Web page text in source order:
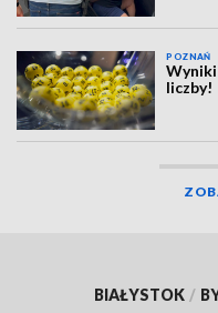
POZNAŃ
Wyniki
liczby!
BIAŁYSTOK /